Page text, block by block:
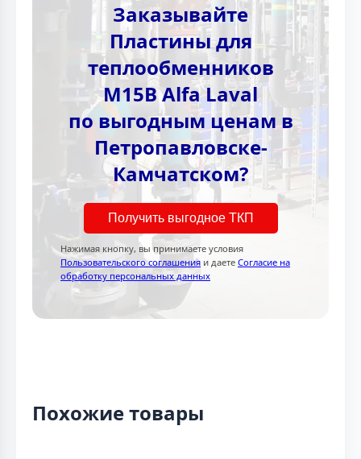
Заказывайте
Пластины для
теплообменников
M15B Alfa Laval
по выгодным ценам в
Петропавловске-
Камчатском?
Получить выгодное ТКП
Нажимая кнопку, вы принимаете условия
Пользовательского соглашения и даете Согласие на
обработку персональных данных
Похожие товары